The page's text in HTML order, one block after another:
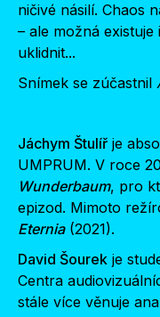
ničivé násilí. Chaos
– ale možná
uklidnit...
Snímek se zúčastnil
Jáchym Štulíř je
UMPRUM. V roce
Wunderbaum, pro
epizod. Mimoto
Eternia (2021).
David Šourek je
Centra
stále více věnuje